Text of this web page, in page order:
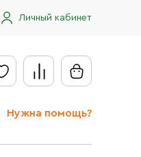
Личный кабинет
Нужна помощь?
Отправить заявку